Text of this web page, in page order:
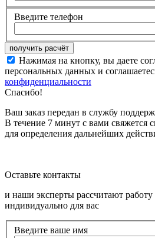
Введите телефон
Нажимая на кнопку, вы даете
персональных данных и
конфиденциальности
Спасибо!
Ваш заказ передан в службу
В течение 7 минут с вами свяжется
для определения дальнейших
Оставьте контакты
и наши эксперты рассчитают работу
индивидуально для вас
Введите ваше имя